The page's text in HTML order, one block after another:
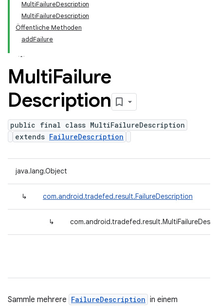
MultiFailureDescription
MultiFailureDescription
Öffentliche Methoden
addFailure
MultiFailure
Description
public final class MultiFailureDescription
extends FailureDescription
java.lang.Object
↳ com.android.tradefed.result.FailureDescription
↳
Sammle mehrere FailureDescription in einem